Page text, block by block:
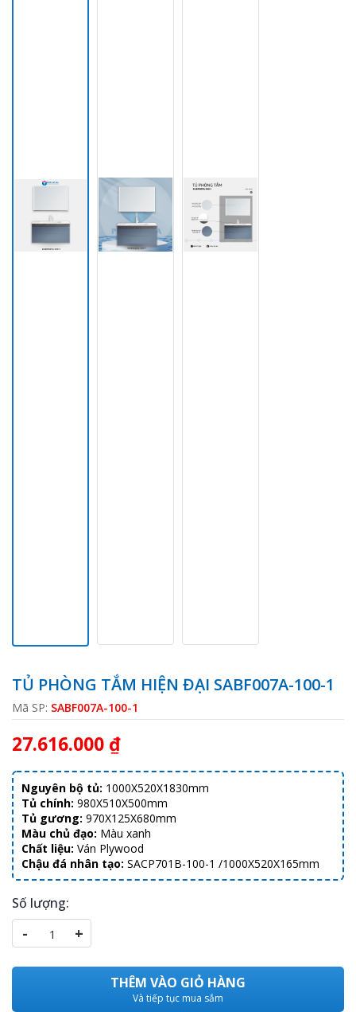
TỦ PHÒNG TẮM HIỆN ĐẠI SABF007A-100-1
Mã SP: SABF007A-100-1
27.616.000 ₫
Nguyên bộ tủ: 1000X520X1830mm
Tủ chính: 980X510X500mm
Tủ gương: 970X125X680mm
Màu chủ đạo: Màu xanh
Chất liệu: Ván Plywood
Chậu đá nhân tạo: SACP701B-100-1 /1000X520X165mm
Số lượng:
- +
THÊM VÀO GIỎ HÀNG
Và tiếp tục mua sắm